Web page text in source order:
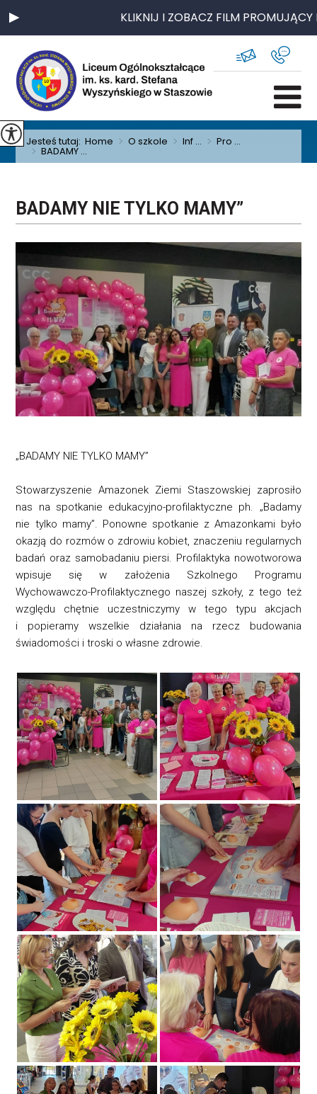
KLIKNIJ I ZOBACZ FILM PROMUJĄCY
Jesteś tutaj:Home > O szkole > Inf ... > Pro ...
> BADAMY ...
BADAMY NIE TYLKO MAMY”
„BADAMY NIE TYLKO MAMY”
Stowarzyszenie Amazonek Ziemi Staszowskiej zaprosiło
nas na spotkanie edukacyjno-profilaktyczne ph. „Badamy
nie tylko mamy”. Ponowne spotkanie z Amazonkami było
okazją do rozmów o zdrowiu kobiet, znaczeniu regularnych
badań oraz samobadaniu piersi. Profilaktyka nowotworowa
wpisuje się w założenia Szkolnego Programu
Wychowawczo-Profilaktycznego naszej szkoły, z tego też
względu chętnie uczestniczymy w tego typu akcjach
i popieramy wszelkie działania na rzecz budowania
świadomości i troski o własne zdrowie.